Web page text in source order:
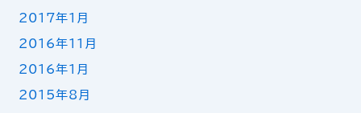
2017年1月
2016年11月
2016年1月
2015年8月